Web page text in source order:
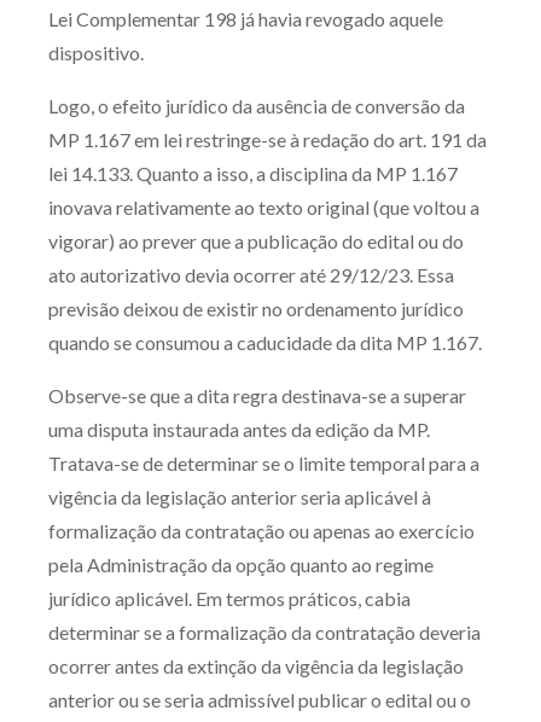
Lei Complementar 198 já havia revogado aquele
dispositivo.
Logo, o efeito jurídico da ausência de conversão da
MP 1.167 em lei restringe-se à redação do art. 191 da
lei 14.133. Quanto a isso, a disciplina da MP 1.167
inovava relativamente ao texto original (que voltou a
vigorar) ao prever que a publicação do edital ou do
ato autorizativo devia ocorrer até 29/12/23. Essa
previsão deixou de existir no ordenamento jurídico
quando se consumou a caducidade da dita MP 1.167.
Observe-se que a dita regra destinava-se a superar
uma disputa instaurada antes da edição da MP.
Tratava-se de determinar se o limite temporal para a
vigência da legislação anterior seria aplicável à
formalização da contratação ou apenas ao exercício
pela Administração da opção quanto ao regime
jurídico aplicável. Em termos práticos, cabia
determinar se a formalização da contratação deveria
ocorrer antes da extinção da vigência da legislação
anterior ou se seria admissível publicar o edital ou o